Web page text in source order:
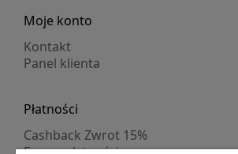
Moje konto
Kontakt
Panel klienta
Płatności
Cashback Zwrot 15%